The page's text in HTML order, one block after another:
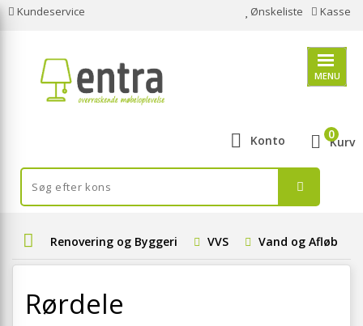
Kundeservice Ønskeliste Kasse
MENU
Konto Kurv
0
Renovering og Byggeri VVS Vand og Afløb
Rørdele